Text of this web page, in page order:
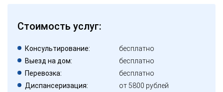
Стоимость услуг:
Консультирование:
бесплатно
Выезд на дом:
бесплатно
Перевозка:
бесплатно
Диспансеризация:
от 5800 рублей